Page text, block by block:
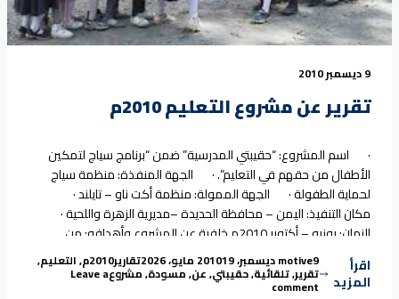
9 ديسمبر 2010
تقرير عن مشروع التعليم 2010م
· اسم المشروع: “حقيبتي المدرسية” ضمن “برنامج سياج لتمكين
الأطفال من حقهم في التعليم”. · الجهة المنفذة: منظمة سياج
لحماية الطفولة · الجهة الممولة: منظمة أكت ناو – تايلند ·
مكان التنفيذ: اليمن – محافظة الحديدة –مديرية الزهرة واللحية ·
الزمان: يونيو – أكتوبر 2010م خلفية عن المشروع وأهدافه: من
منطلق الحق الأساسي لجميع الأطفالContinue reading“تقرير عن مشروع
اقرأ
المزيد
Posted by
motive9 ديسمبر، 2010 19 مايو، 2026 Posted in
تقاريرTags:
2010م ,التعليم,
تقرير,تلقائية,حقيبتي,عن,مسودة,مشروعLeave a
comment on تقرير عن مشروع التعليم 2010م